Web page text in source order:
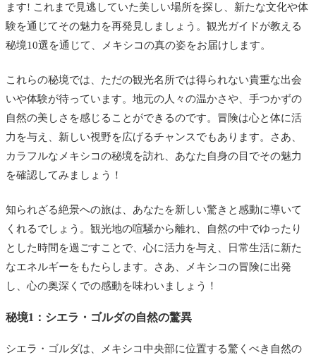
ます! これまで見逃していた美しい場所を探し、新たな文化や体
験を通じてその魅力を再発見しましょう。観光ガイドが教える
秘境10選を通じて、メキシコの真の姿をお届けします。
これらの秘境では、ただの観光名所では得られない貴重な出会
いや体験が待っています。地元の人々の温かさや、手つかずの
自然の美しさを感じることができるのです。冒険は心と体に活
力を与え、新しい視野を広げるチャンスでもあります。さあ、
カラフルなメキシコの秘境を訪れ、あなた自身の目でその魅力
を確認してみましょう！
知られざる絶景への旅は、あなたを新しい驚きと感動に導いて
くれるでしょう。観光地の喧騒から離れ、自然の中でゆったり
とした時間を過ごすことで、心に活力を与え、日常生活に新た
なエネルギーをもたらします。さあ、メキシコの冒険に出発
し、心の奥深くでの感動を味わいましょう！
秘境1：シエラ・ゴルダの自然の驚異
シエラ・ゴルダは、メキシコ中央部に位置する驚くべき自然の